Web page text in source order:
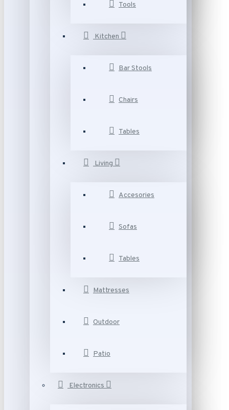
Tools
Kitchen
Bar Stools
Chairs
Tables
Living
Accesories
Sofas
Tables
Mattresses
Outdoor
Patio
Electronics